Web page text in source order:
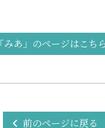
「みあ」のページはこちら
前のページに戻る